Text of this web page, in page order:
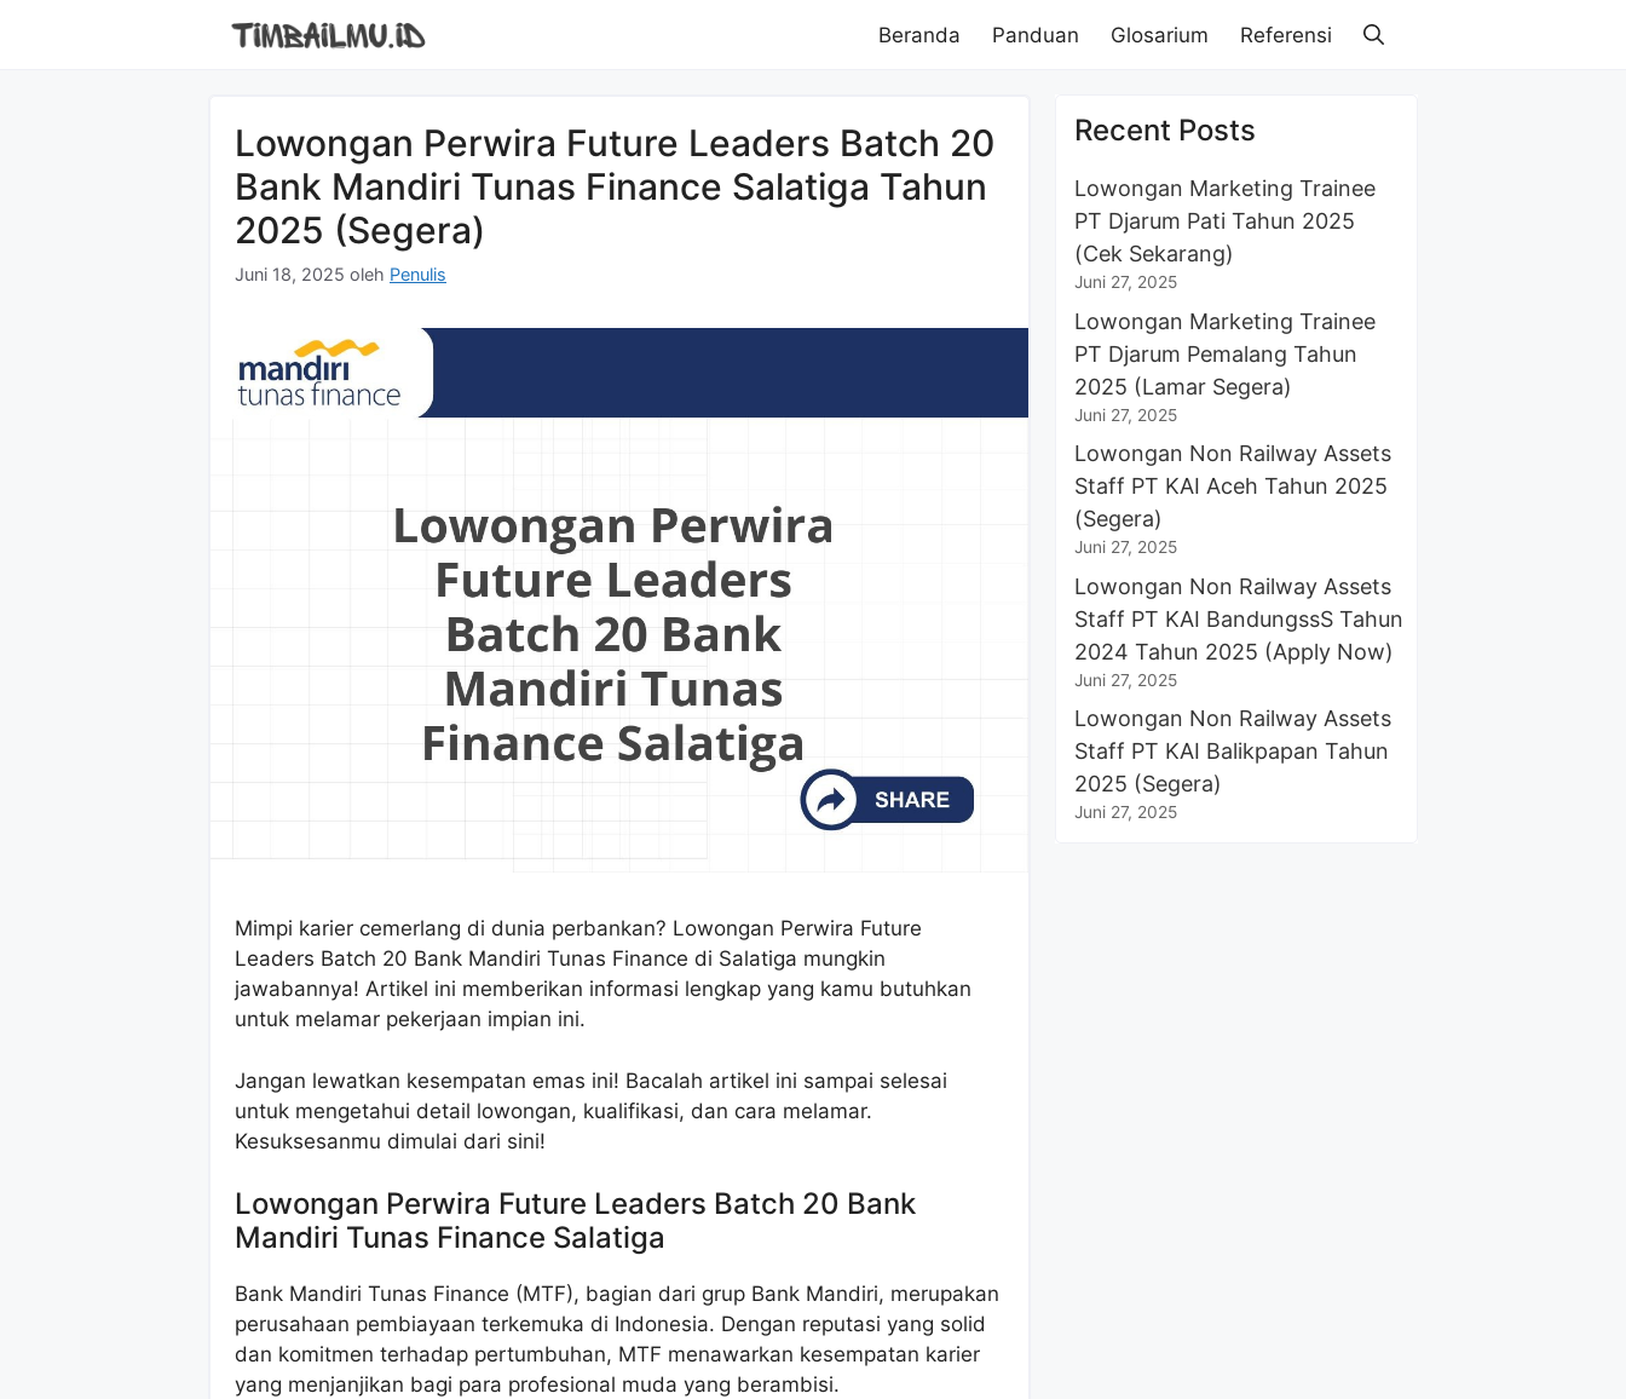
Beranda Panduan Glosarium Referensi
Lowongan Perwira Future Leaders Batch 20
Bank Mandiri Tunas Finance Salatiga Tahun
2025 (Segera)
Juni 18, 2025 oleh Penulis
Mimpi karier cemerlang di dunia perbankan? Lowongan Perwira Future
Leaders Batch 20 Bank Mandiri Tunas Finance di Salatiga mungkin
jawabannya! Artikel ini memberikan informasi lengkap yang kamu butuhkan
untuk melamar pekerjaan impian ini.
Jangan lewatkan kesempatan emas ini! Bacalah artikel ini sampai selesai
untuk mengetahui detail lowongan, kualifikasi, dan cara melamar.
Kesuksesanmu dimulai dari sini!
Lowongan Perwira Future Leaders Batch 20 Bank
Mandiri Tunas Finance Salatiga
Bank Mandiri Tunas Finance (MTF), bagian dari grup Bank Mandiri, merupakan
perusahaan pembiayaan terkemuka di Indonesia. Dengan reputasi yang solid
dan komitmen terhadap pertumbuhan, MTF menawarkan kesempatan karier
yang menjanjikan bagi para profesional muda yang berambisi.
Recent Posts
Lowongan Marketing Trainee
PT Djarum Pati Tahun 2025
(Cek Sekarang)
Juni 27, 2025
Lowongan Marketing Trainee
PT Djarum Pemalang Tahun
2025 (Lamar Segera)
Juni 27, 2025
Lowongan Non Railway Assets
Staff PT KAI Aceh Tahun 2025
(Segera)
Juni 27, 2025
Lowongan Non Railway Assets
Staff PT KAI BandungssS Tahun
2024 Tahun 2025 (Apply Now)
Juni 27, 2025
Lowongan Non Railway Assets
Staff PT KAI Balikpapan Tahun
2025 (Segera)
Juni 27, 2025